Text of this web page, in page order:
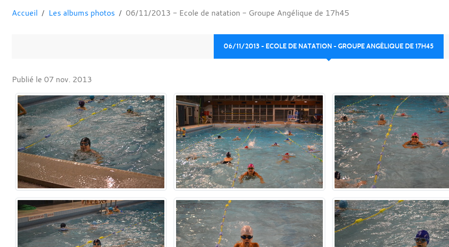
Accueil Les albums photos 06/11/2013 - Ecole de natation - Groupe Angélique de 17h45
06/11/2013 - ECOLE DE NATATION - GROUPE ANGÉLIQUE DE 17H45
Publié le 07 nov. 2013